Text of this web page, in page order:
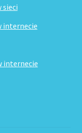
sieci
internecie
internecie